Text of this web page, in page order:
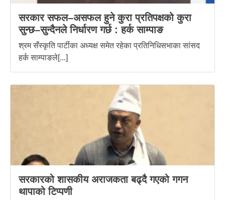
सरकार सफल–असफल हुने कुरा प्रतिपक्षको कुरा
सुन्छ–सुन्दैनले निर्धारण गर्छ : हर्क साम्पाङ
श्रम सँस्कृति पार्टीका अध्यक्ष समेत रहेका प्रतिनिधिसभाका सांसद
हर्क साम्पाङले[...]
सरकारको शासकीय अराजकता बढ्दै गएको गगन
थापाको टिप्पणी